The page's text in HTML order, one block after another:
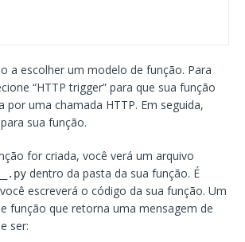
a escolher um modelo de função. Para
“HTTP trigger” para que sua função
por uma chamada HTTP. Em seguida,
sua função.
for criada, você verá um arquivo
dentro da pasta da sua função. É
escreverá o código da sua função. Um
função que retorna uma mensagem de
ser: